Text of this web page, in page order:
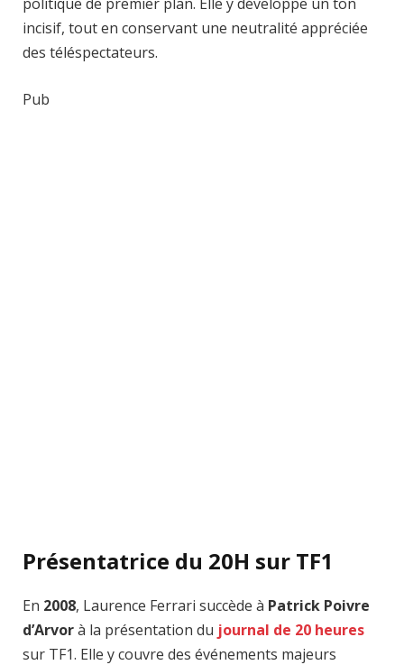
incisif, tout en conservant une neutralité appréciée
des téléspectateurs.
Pub
Présentatrice du 20H sur TF1
En 2008, Laurence Ferrari succède à Patrick Poivre
d’Arvorà la présentation du journal de 20 heures
sur TF1. Elle y couvre des événements majeurs